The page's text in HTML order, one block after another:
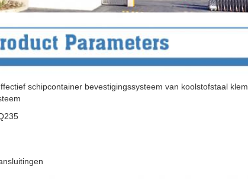
schipcontainer bevestigingssysteem van koolstofstaal klem